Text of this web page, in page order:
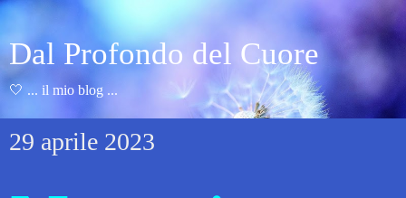
Dal Profondo del Cuore
🤍 ... il mio blog ...
29 aprile 2023